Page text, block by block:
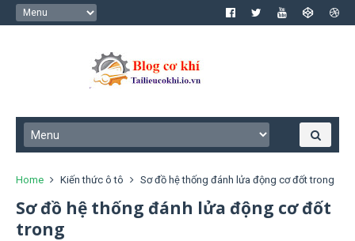
Home Kiến thức ô tô Sơ đồ hệ thống đánh lửa động cơ đốt trong
Sơ đồ hệ thống đánh lửa động cơ đốt
trong